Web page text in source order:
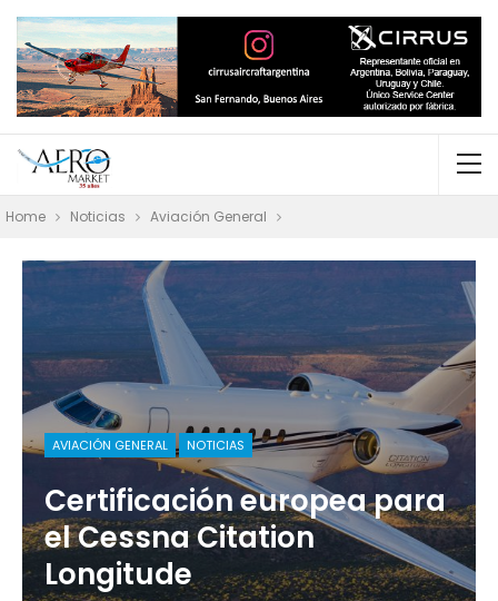
Home Noticias Aviación General
AVIACIÓN GENERAL NOTICIAS
Certificación europea para
el Cessna Citation
Longitude